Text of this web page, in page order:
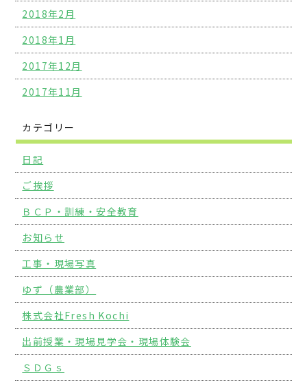
2018年2月
2018年1月
2017年12月
2017年11月
カテゴリー
日記
ご挨拶
ＢＣＰ・訓練・安全教育
お知らせ
工事・現場写真
ゆず（農業部）
株式会社Fresh Kochi
出前授業・現場見学会・現場体験会
ＳＤＧｓ